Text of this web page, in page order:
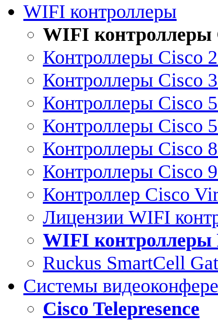
WIFI контроллеры
WIFI контроллеры
Контроллеры Cisco
Контроллеры Cisco
Контроллеры Cisco
Контроллеры Cisco
Контроллеры Cisco
Контроллеры Cisco
Контроллер Cisco
Лицензии WIFI
WIFI контроллеры
Ruckus SmartCell
Системы
Cisco Telepresence